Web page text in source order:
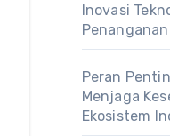
Inovasi
Peran
Menjaga
Ekosistem